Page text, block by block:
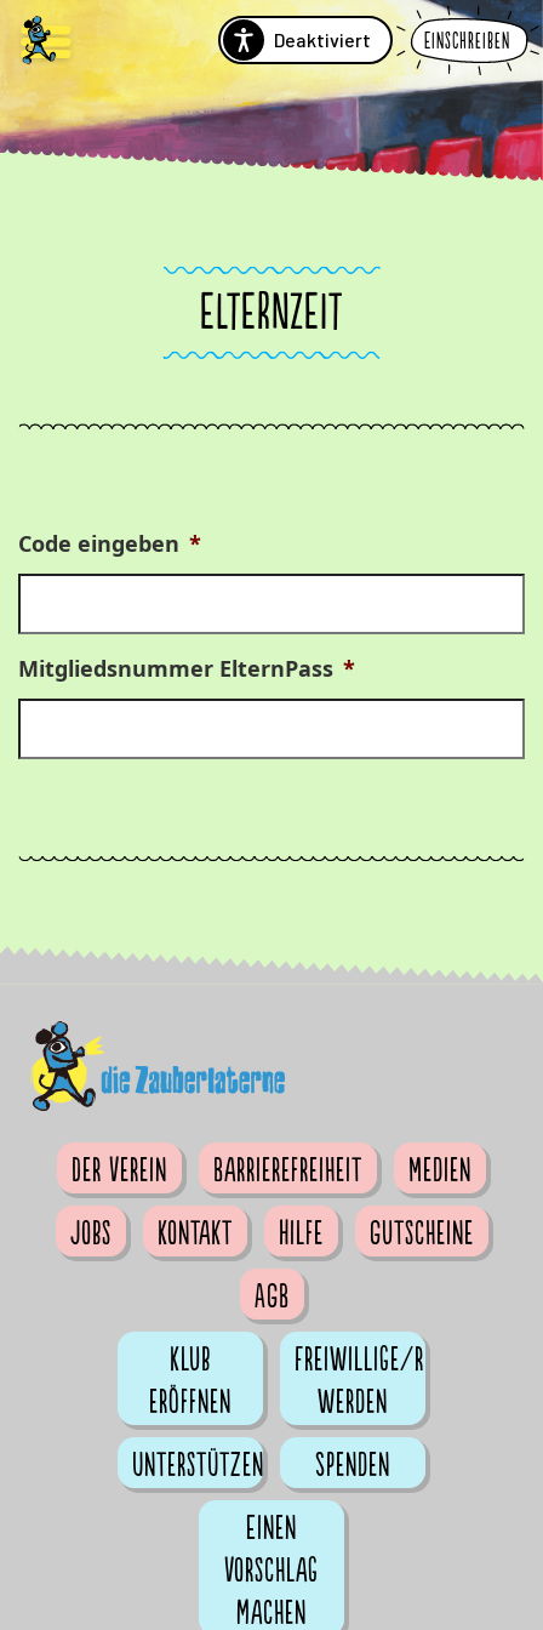
Deaktiviert Einschreiben
ELTERNZEIT
Code eingeben *
Mitgliedsnummer ElternPass *
Der Verein Barrierefreiheit
Medien
Jobs
Kontakt Hilfe
Gutscheine
AGB
Klub
eröffnen
Freiwillige/r
werden
Unterstützen
Spenden
Einen
Vorschlag
machen